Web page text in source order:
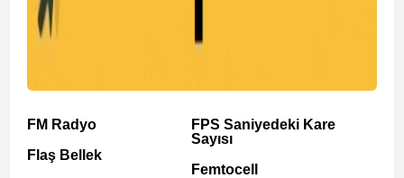
FM Radyo
Flaş Bellek
FPS Saniyedeki Kare
Sayısı
Femtocell